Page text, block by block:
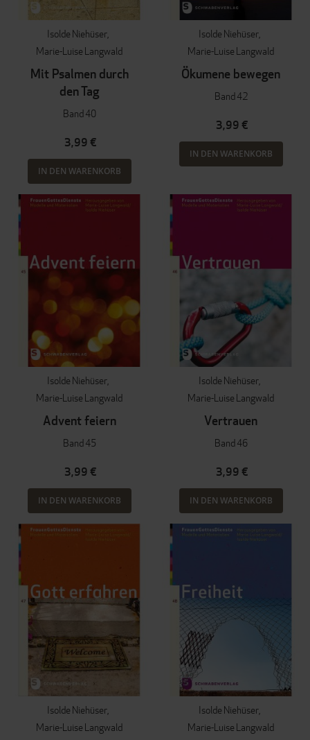
Isolde Niehüser
Marie-Luise Langwald
Mit Psalmen durch
den Tag
Band 40
3,99 €
IN DEN WARENKORB
Isolde Niehüser
Marie-Luise Langwald
Ökumene bewegen
Band 42
3,99 €
IN DEN WARENKORB
Isolde Niehüser
Marie-Luise Langwald
Advent feiern
Band 45
3,99 €
IN DEN WARENKORB
Isolde Niehüser
Marie-Luise Langwald
Vertrauen
Band 46
3,99 €
IN DEN WARENKORB
Isolde Niehüser
Marie-Luise Langwald
Isolde Niehüser
Marie-Luise Langwald